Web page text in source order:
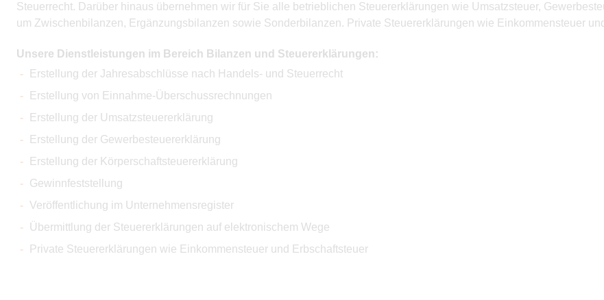
Steuerrecht. Darüber hinaus übernehmen wir für Sie alle betrieblichen Steuererklärungen wie Umsatzsteuer,
um Zwischenbilanzen, Ergänzungsbilanzen sowie Sonderbilanzen. Private Steuererklärungen wie Einkommensteuer
Unsere Dienstleistungen im Bereich Bilanzen und Steuererklärungen:
Erstellung der Jahresabschlüsse nach Handels- und Steuerrecht
Erstellung von Einnahme-Überschussrechnungen
Erstellung der Umsatzsteuererklärung
Erstellung der Gewerbesteuererklärung
Erstellung der Körperschaftsteuererklärung
Gewinnfeststellung
Veröffentlichung im Unternehmensregister
Übermittlung der Steuererklärungen auf elektronischem Wege
Private Steuererklärungen wie Einkommensteuer und Erbschaftsteuer